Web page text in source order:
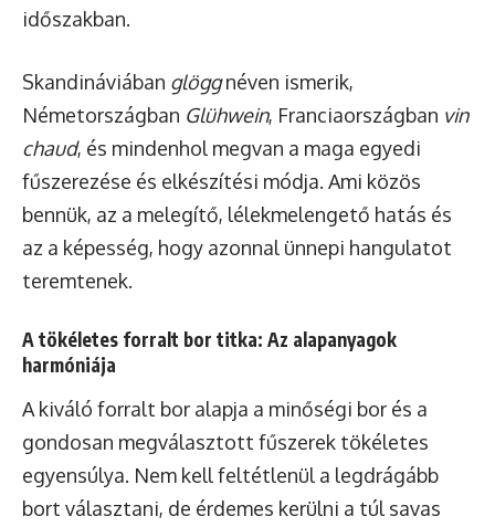
időszakban.
Skandináviában glöggnéven ismerik,
Németországban Glühwein, Franciaországban vin
chaud, és mindenhol megvan a maga egyedi
fűszerezése és elkészítési módja. Ami közös
bennük, az a melegítő, lélekmelengető hatás és
az a képesség, hogy azonnal ünnepi hangulatot
teremtenek.
A tökéletes forralt bor titka: Az alapanyagok
harmóniája
A kiváló forralt bor alapja a minőségi bor és a
gondosan megválasztott fűszerek tökéletes
egyensúlya. Nem kell feltétlenül a legdrágább
bort választani, de érdemes kerülni a túl savas